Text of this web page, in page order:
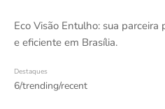
Eco Visão Entulho: sua
e eficiente em Brasília.
Destaques
6/trending/recent